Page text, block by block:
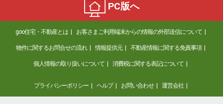
PC版へ
goo住宅・不動産とは お客さまご利用端末からの情報の外部送信について
物件に関するお問合せの流れ 情報提供元 不動産情報に関する免責事項
個人情報の取り扱いについて 消費税に関する表記について
プライバシーポリシー ヘルプ お問い合わせ 運営会社